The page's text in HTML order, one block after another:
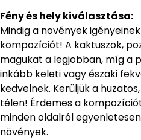
Fény és hely kiválasztása:
Mindig a növények
kompozíciót! A kaktuszok,
magukat a legjobban, míg a
inkább keleti vagy északi
kedvelnek. Kerüljük a
télen! Érdemes a
minden oldalról
növények.